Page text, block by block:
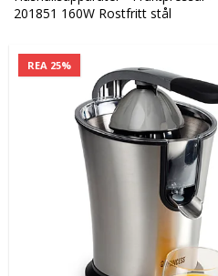
201851 160W Rostfritt stål
REA 25%